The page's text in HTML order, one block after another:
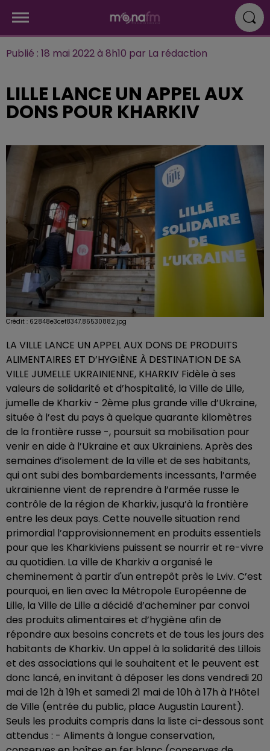
Publié : 18 mai 2022 à 8h10 par La rédaction
LILLE LANCE UN APPEL AUX
DONS POUR KHARKIV
Crédit : 62848e3cef8347.86530882.jpg
LA VILLE LANCE UN APPEL AUX DONS DE PRODUITS
ALIMENTAIRES ET D’HYGIÈNE À DESTINATION DE SA
VILLE JUMELLE UKRAINIENNE, KHARKIV Fidèle à ses
valeurs de solidarité et d’hospitalité, la Ville de Lille,
jumelle de Kharkiv - 2ème plus grande ville d’Ukraine,
située à l’est du pays à quelque quarante kilomètres
de la frontière russe -, poursuit sa mobilisation pour
venir en aide à l’Ukraine et aux Ukrainiens. Après des
semaines d’isolement de la ville et de ses habitants,
qui ont subi des bombardements incessants, l’armée
ukrainienne vient de reprendre à l’armée russe le
contrôle de la région de Kharkiv, jusqu’à la frontière
entre les deux pays. Cette nouvelle situation rend
primordial l’approvisionnement en produits essentiels
pour que les Kharkiviens puissent se nourrir et re-vivre
au quotidien. La ville de Kharkiv a organisé le
cheminement à partir d'un entrepôt près le Lviv. C’est
pourquoi, en lien avec la Métropole Européenne de
Lille, la Ville de Lille a décidé d’acheminer par convoi
des produits alimentaires et d’hygiène afin de
répondre aux besoins concrets et de tous les jours des
habitants de Kharkiv. Un appel à la solidarité des Lillois
et des associations qui le souhaitent et le peuvent est
donc lancé, en invitant à déposer les dons vendredi 20
mai de 12h à 19h et samedi 21 mai de 10h à 17h à l’Hôtel
de Ville (entrée du public, place Augustin Laurent).
Seuls les produits compris dans la liste ci-dessous sont
attendus : - Aliments à longue conservation,